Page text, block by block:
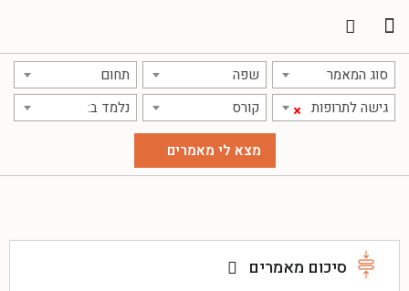
סוג המאמר שפה תחום
× גישה לתרופות קורס נלמד ב:
סיכום מאמרים